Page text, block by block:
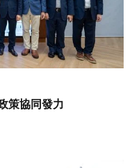
策協同發力